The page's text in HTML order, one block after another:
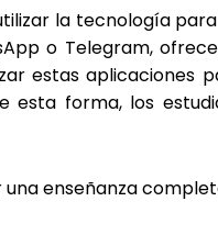
la tecnología
o Telegram,
estas
esta forma, los
enseñanza